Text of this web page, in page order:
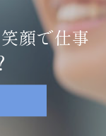
顔で仕事